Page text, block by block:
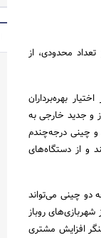
محدودی، از
بهره‌برداران
و جدید خارجی به
و چینی درجه‌چندم
و از دستگاه‌های
دو چینی می‌تواند
شهربازی‌های روباز
افزایش مشتری